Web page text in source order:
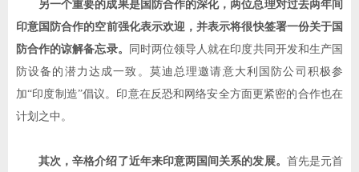
另一个重要的成果是国防合作的深化，两位总理对过去两年间
印意国防合作的空前强化表示欢迎，并表示将很快签署一份关于国
防合作的谅解备忘录。
同时两位领导人就在印度共同开发和生产国
防设备的潜力达成一致。莫迪总理邀请意大利国防公司积极参
加“印度制造”倡议。印意在反恐和网络安全方面更紧密的合作也在
计划之中。
其次，辛格介绍了近年来印意两国间关系的发展。 首先是元首